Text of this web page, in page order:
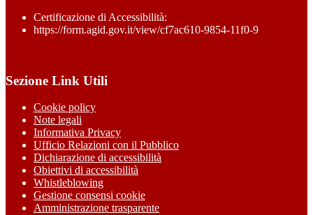
Certificazione di Accessibilità:
https://form.agid.gov.it/view/cf7ac610-9854-11f0-9
Sezione Link Utili
Cookie policy
Note legali
Informativa Privacy
Ufficio Relazioni con il Pubblico
Dichiarazione di accessibilità
Obiettivi di accessibilità
Whistleblowing
Gestione consensi cookie
Amministrazione trasparente